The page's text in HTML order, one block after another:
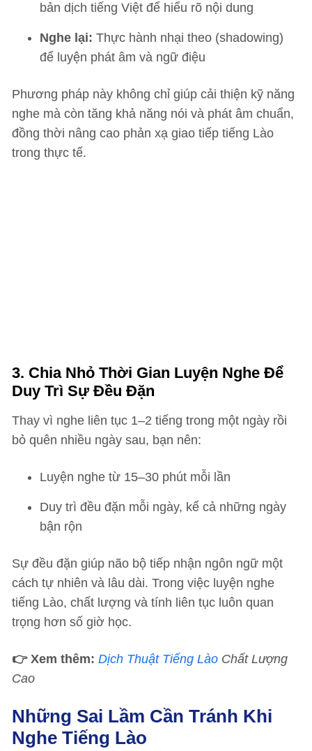
bản dịch tiếng Việt để hiểu rõ nội dung
Nghe lại: Thực hành nhại theo (shadowing)
để luyện phát âm và ngữ điệu
Phương pháp này không chỉ giúp cải thiện kỹ năng
nghe mà còn tăng khả năng nói và phát âm chuẩn,
đồng thời nâng cao phản xạ giao tiếp tiếng Lào
trong thực tế.
3. Chia Nhỏ Thời Gian Luyện Nghe Để
Duy Trì Sự Đều Đặn
Thay vì nghe liên tục 1–2 tiếng trong một ngày rồi
bỏ quên nhiều ngày sau, bạn nên:
Luyện nghe từ 15–30 phút mỗi lần
Duy trì đều đặn mỗi ngày, kể cả những ngày
bận rộn
Sự đều đặn giúp não bộ tiếp nhận ngôn ngữ một
cách tự nhiên và lâu dài. Trong việc luyện nghe
tiếng Lào, chất lượng và tính liên tục luôn quan
trọng hơn số giờ học.
👉 Xem thêm: Dịch Thuật Tiếng Lào Chất Lượng
Cao
Những Sai Lầm Cần Tránh Khi
Nghe Tiếng Lào